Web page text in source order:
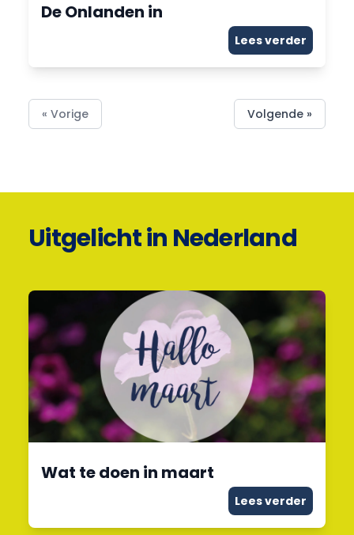
De Onlanden in
Lees verder
« Vorige Volgende »
Uitgelicht in Nederland
Wat te doen in maart
Lees verder